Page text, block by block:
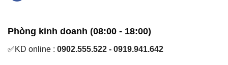
Phòng kinh doanh (08:00 - 18:00)
✅KD online : 0902.555.522 - 0919.941.642